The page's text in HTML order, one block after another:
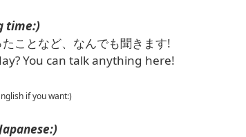
time:)
ことなど、なんでも聞きます!
You can talk anything here!
if you want:)